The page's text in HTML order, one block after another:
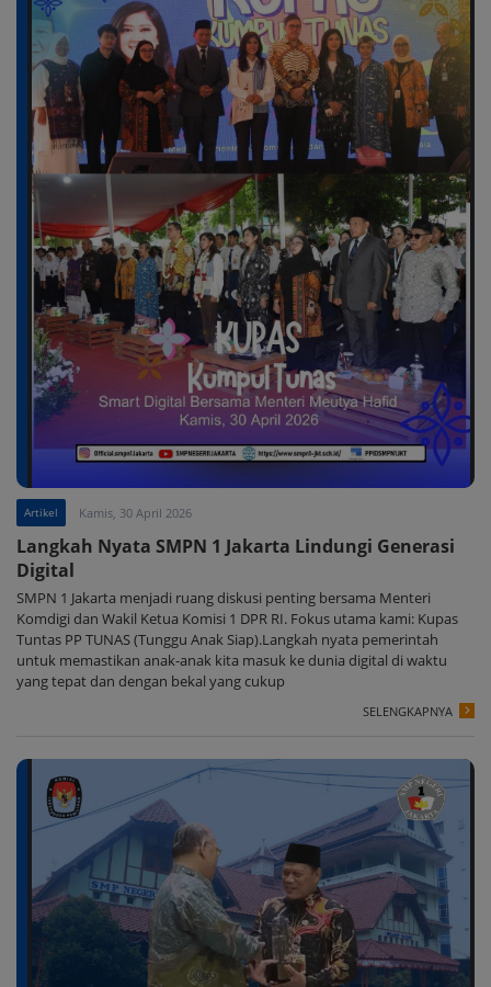
Artikel Kamis, 30 April 2026
Langkah Nyata SMPN 1 Jakarta Lindungi Generasi
Digital
SMPN 1 Jakarta menjadi ruang diskusi penting bersama Menteri
Komdigi dan Wakil Ketua Komisi 1 DPR RI. Fokus utama kami: Kupas
Tuntas PP TUNAS (Tunggu Anak Siap).Langkah nyata pemerintah
untuk memastikan anak-anak kita masuk ke dunia digital di waktu
yang tepat dan dengan bekal yang cukup
SELENGKAPNYA